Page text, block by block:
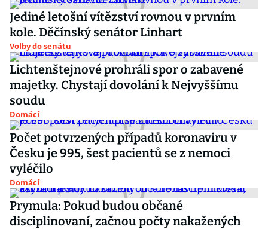
Jediné letošní vítězství rovnou v prvním
kole. Děčínský senátor Linhart
Volby do senátu
Lichtenštejnové prohráli spor o zabavené
majetky. Chystají dovolání k Nejvyššímu
soudu
Domácí
Počet potvrzených případů koronaviru v
Česku je 995, šest pacientů se z nemoci
vyléčilo
Domácí
Prymula: Pokud budou občané
disciplinovaní, začnou počty nakažených